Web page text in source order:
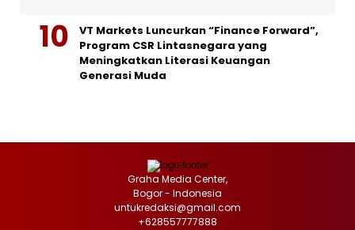
VT Markets Luncurkan “Finance Forward”,
Program CSR Lintasnegara yang
Meningkatkan Literasi Keuangan
Generasi Muda
Graha Media Center,
Bogor - Indonesia
untukredaksi@gmail.com
+628557777888